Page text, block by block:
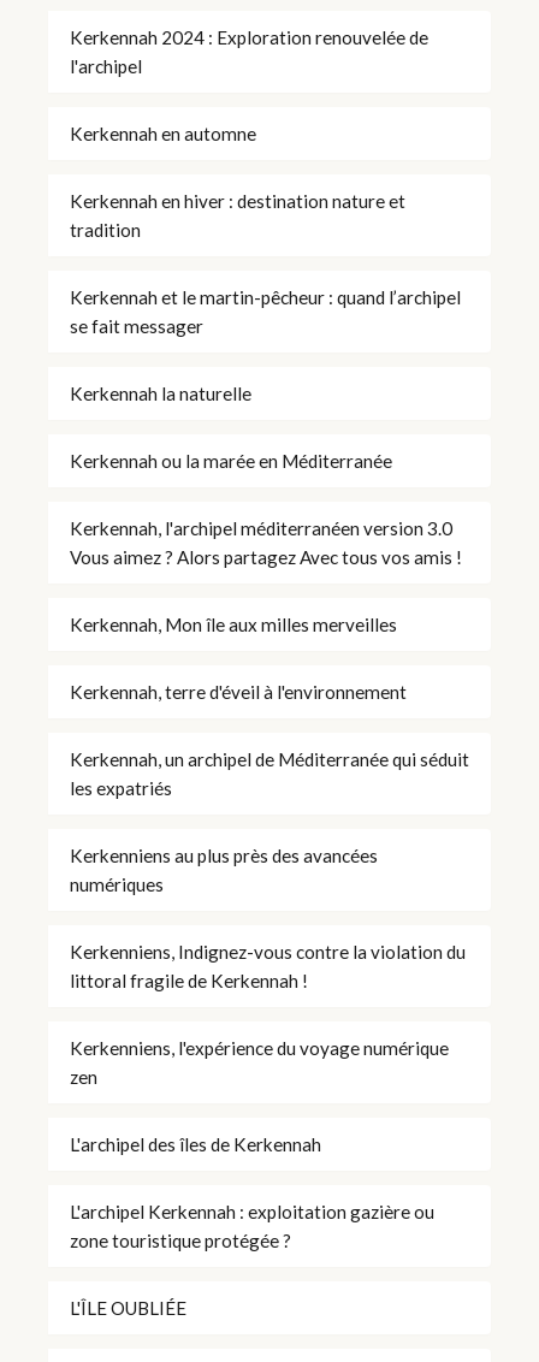
Kerkennah 2024 : Exploration renouvelée de
l'archipel
Kerkennah en automne
Kerkennah en hiver : destination nature et
tradition
Kerkennah et le martin-pêcheur : quand l’archipel
se fait messager
Kerkennah la naturelle
Kerkennah ou la marée en Méditerranée
Kerkennah, l'archipel méditerranéen version 3.0
Vous aimez ? Alors partagez Avec tous vos amis !
Kerkennah, Mon île aux milles merveilles
Kerkennah, terre d'éveil à l'environnement
Kerkennah, un archipel de Méditerranée qui séduit
les expatriés
Kerkenniens au plus près des avancées
numériques
Kerkenniens, Indignez-vous contre la violation du
littoral fragile de Kerkennah !
Kerkenniens, l'expérience du voyage numérique
zen
L'archipel des îles de Kerkennah
L'archipel Kerkennah : exploitation gazière ou
zone touristique protégée ?
L'ÎLE OUBLIÉE